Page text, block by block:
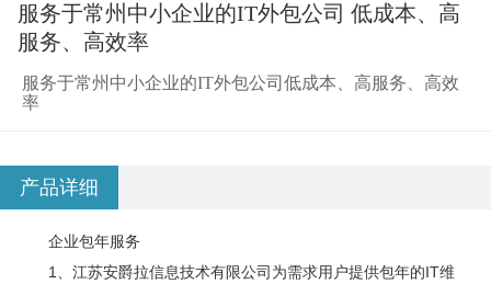
服务于常州中小企业的IT外包公司 低成本、高
服务、高效率
服务于常州中小企业的IT外包公司低成本、高服务、高效
率
产品详细
企业包年服务
1、江苏安爵拉信息技术有限公司为需求用户提供包年的IT维